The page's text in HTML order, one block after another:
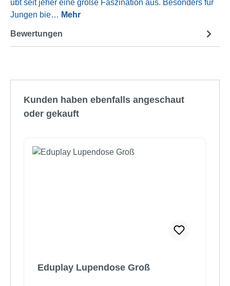
übt seit jeher eine große Faszination aus. Besonders für
Jungen bie… Mehr
Bewertungen
Kunden haben ebenfalls angeschaut
oder gekauft
Eduplay Lupendose Groß